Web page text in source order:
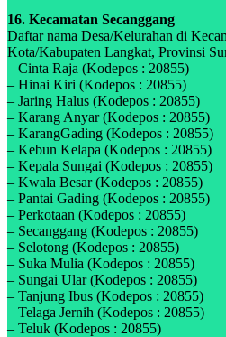
16. Kecamatan Secanggang
Daftar nama Desa/Kelurahan di
Kota/Kabupaten Langkat, Provinsi
– Cinta Raja (Kodepos : 20855)
– Hinai Kiri (Kodepos : 20855)
– Jaring Halus (Kodepos : 20855)
– Karang Anyar (Kodepos : 20855)
– KarangGading (Kodepos : 20855)
– Kebun Kelapa (Kodepos : 20855)
– Kepala Sungai (Kodepos : 20855)
– Kwala Besar (Kodepos : 20855)
– Pantai Gading (Kodepos : 20855)
– Perkotaan (Kodepos : 20855)
– Secanggang (Kodepos : 20855)
– Selotong (Kodepos : 20855)
– Suka Mulia (Kodepos : 20855)
– Sungai Ular (Kodepos : 20855)
– Tanjung Ibus (Kodepos : 20855)
– Telaga Jernih (Kodepos : 20855)
– Teluk (Kodepos : 20855)